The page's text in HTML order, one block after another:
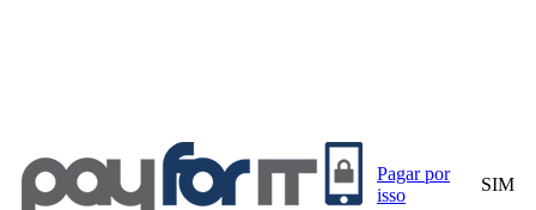
Pagar por
isso
SIM